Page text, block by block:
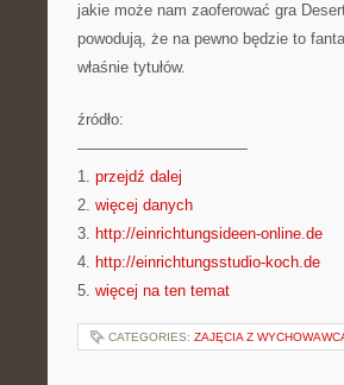
jakie może nam zaoferować gra
powodują, że na pewno będzie to
właśnie tytułów.
źródło:
———————————
1. przejdź dalej
2. więcej danych
3. http://einrichtungsideen-online.de
4. http://einrichtungsstudio-koch.de
5. więcej na ten temat
CATEGORIES: ZAJĘCIA Z